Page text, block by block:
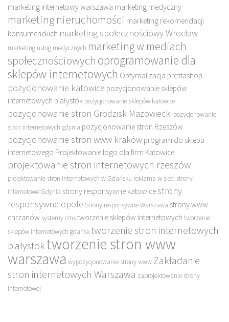
marketing internetowy warszawa marketing medyczny
marketing nieruchomości marketing rekomendacji
konsumenckich marketing społecznościowy Wrocław
marketing usług medycznych marketing w mediach
społecznościowych oprogramowanie dla
sklepów internetowych Optymalizacja prestashop
pozycjonowanie katowice pozycjonowanie sklepów
internetowych białystok pozycjonowanie sklepów katowice
pozycjonowanie stron Grodzisk Mazowiecki pozycjonowanie
stron internetowych gdynia pozycjonowanie stron Rzeszów
pozycjonowanie stron www kraków program do sklepu
internetowego Projektowanie logo dla firm Katowice
projektowanie stron internetowych rzeszów
projektowanie stron internetowych w Gdańsku reklama w sieci strony
internetowe Gdynia strony responsywne katowice strony
responsywne opole Strony responsywne Warszawa strony www
chrzanów systemy cmstworzenie sklepów internetowych tworzenie
sklepów internetowych gdańsktworzenie stron internetowych
białystok tworzenie stron www
warszawa wypozycjonowanie strony www Zakładanie
stron internetowych Warszawa zaprojektowanie strony
internetowej